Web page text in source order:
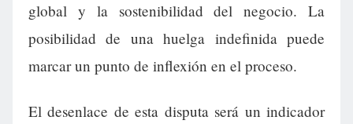
global y la sostenibilidad del negocio. La
posibilidad de una huelga indefinida puede
marcar un punto de inflexión en el proceso.
El desenlace de esta disputa será un indicador